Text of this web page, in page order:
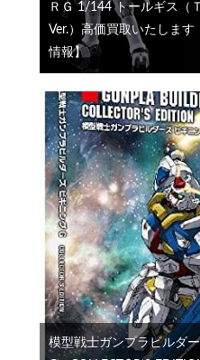
ＲＧ 1/144 トールギス（
Ver.）高価買取いたしま
情報】
模型戦士ガンプラビルダ